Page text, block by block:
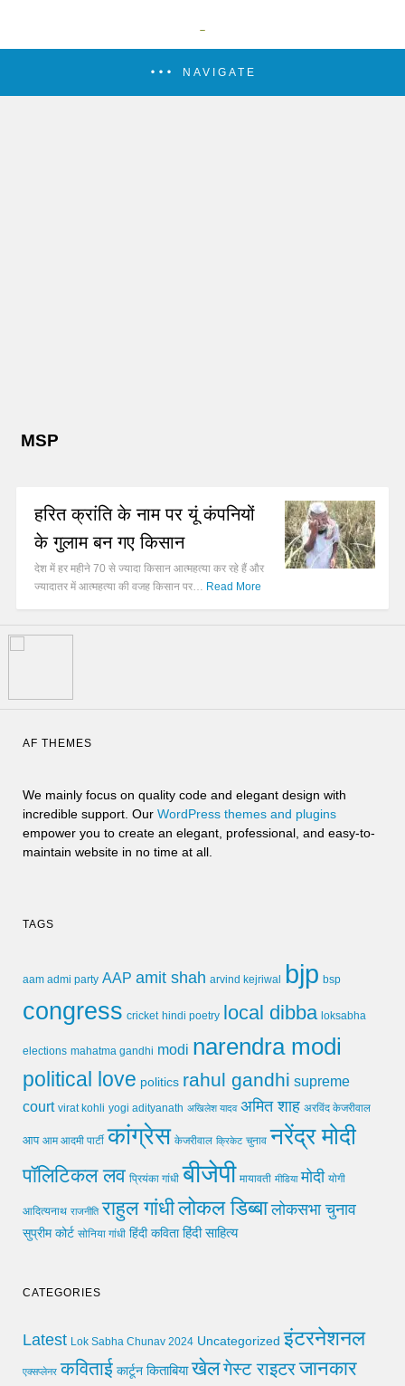
NAVIGATE
MSP
हरित क्रांति के नाम पर यूं कंपनियों
के गुलाम बन गए किसान
देश में हर महीने 70 से ज्यादा किसान आत्महत्या कर रहे हैं और
ज्यादातर में आत्महत्या की वजह किसान पर… Read More
AF THEMES
We mainly focus on quality code and elegant design with
incredible support. Our WordPress themes and plugins
empower you to create an elegant, professional, and easy-to-
maintain website in no time at all.
TAGS
aam admi party AAP amit shah arvind kejriwal bjp bsp
congress cricket hindi poetry local dibba loksabha
elections mahatma gandhi modi narendra modi
political love politics rahul gandhi supreme
court virat kohli yogi adityanath अखिलेश यादव अमित शाह अरविंद केजरीवाल
आप आम आदमी पार्टी कांग्रेस केजरीवाल क्रिकेट चुनाव नरेंद्र मोदी
पॉलिटिकल लव प्रियंका गांधी बीजेपी मायावती मीडिया मोदी योगी
आदित्यनाथ राजनीति राहुल गांधीलोकल डिब्बा लोकसभा चुनाव
सुप्रीम कोर्ट सोनिया गांधी हिंदी कविता हिंदी साहित्य
CATEGORIES
Latest Lok Sabha Chunav 2024 Uncategorized इंटरनेशनल
एक्सप्लेनर कविताई कार्टून किताबिया खेलगेस्ट राइटरजानकार